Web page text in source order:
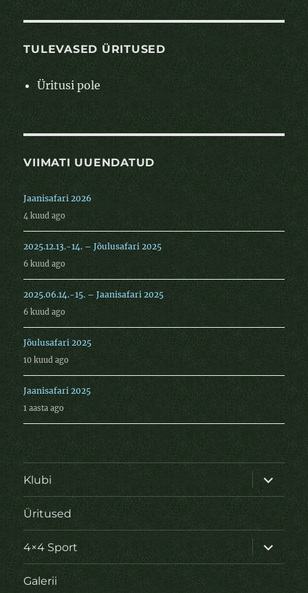
TULEVASED ÜRITUSED
Üritusi pole
VIIMATI UUENDATUD
Jaanisafari 2026
4 kuud ago
2025.12.13.-14. – Jõulusafari 2025
6 kuud ago
2025.06.14.-15. – Jaanisafari 2025
6 kuud ago
Jõulusafari 2025
10 kuud ago
Jaanisafari 2025
1 aasta ago
Klubi
laienda
Üritused
4×4 Sport
laienda
Galerii